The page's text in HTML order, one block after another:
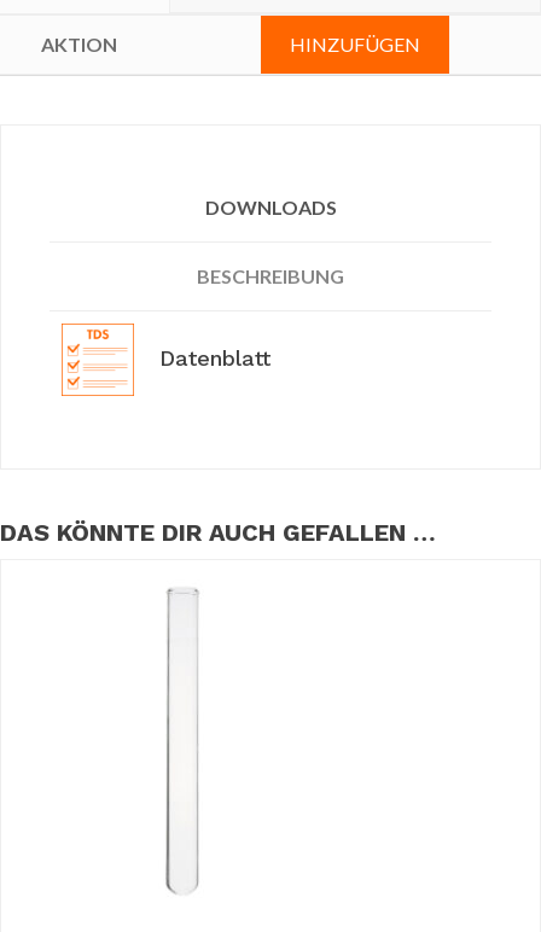
HINZUFÜGEN
DOWNLOADS
BESCHREIBUNG
Datenblatt
DAS KÖNNTE DIR AUCH GEFALLEN …